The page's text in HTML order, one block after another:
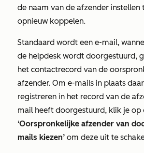
de naam van de afzender instellen
opnieuw koppelen.
Standaard wordt een e-mail,
de helpdesk wordt doorgestuurd,
het contactrecord van de
afzender. Om e-mails in plaats
registreren in het record van de
mail heeft doorgestuurd, klik je op
‘Oorspronkelijke afzender van
mails kiezen’ om deze uit te